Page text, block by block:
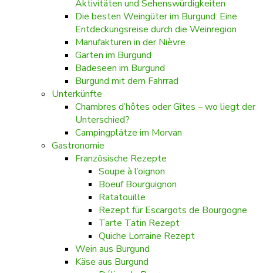
Aktivitäten und Sehenswürdigkeiten
Die besten Weingüter im Burgund: Eine
Entdeckungsreise durch die Weinregion
Manufakturen in der Nièvre
Gärten im Burgund
Badeseen im Burgund
Burgund mit dem Fahrrad
Unterkünfte
Chambres d’hôtes oder Gîtes – wo liegt der
Unterschied?
Campingplätze im Morvan
Gastronomie
Französische Rezepte
Soupe à l’oignon
Boeuf Bourguignon
Ratatouille
Rezept für Escargots de Bourgogne
Tarte Tatin Rezept
Quiche Lorraine Rezept
Wein aus Burgund
Käse aus Burgund